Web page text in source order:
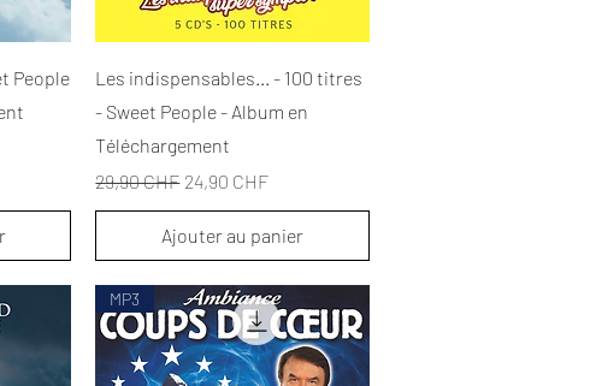
People
Aperçu rapide
Les indispensables... - 100 titres
- Sweet People - Album en
Téléchargement
Prix original
29,90 CHF Prix promotionnel
24,90 CHF
Ajouter au panier
MP3